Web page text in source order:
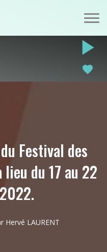
play_arrow
favorite
Festival des
lieu du 17 au 22
LAURENT